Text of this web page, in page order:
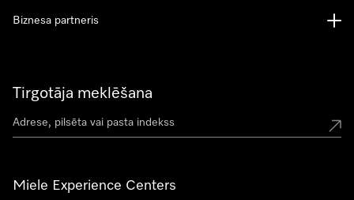
Tirgotāja meklēšana
Miele Experience Centers
Biznesa partneris